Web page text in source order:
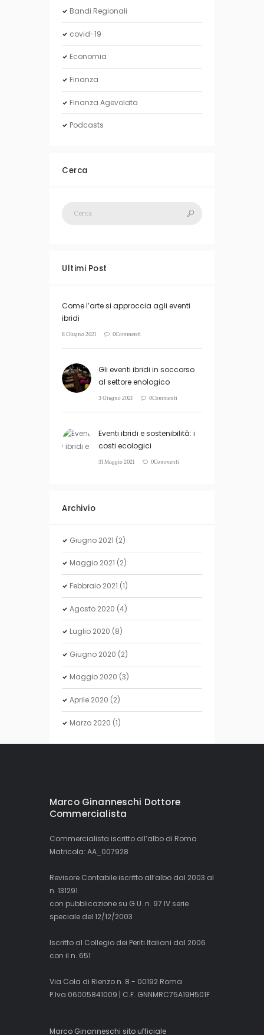
Bandi Regionali
covid-19
Economia
Finanza
Finanza Agevolata
Podcasts
Cerca
Ultimi Post
Come l’arte si approccia agli eventi
ibridi
8 Giugno 2021 0Commenti
Gli eventi ibridi in soccorso
al settore enologico
3 Giugno 2021 0Commenti
Eventi ibridi e sostenibilità: i
costi ecologici
31 Maggio 2021 0Commenti
Archivio
Giugno 2021 (2)
Maggio 2021 (2)
Febbraio 2021 (1)
Agosto 2020 (4)
Luglio 2020 (8)
Giugno 2020 (2)
Maggio 2020 (3)
Aprile 2020 (2)
Marzo 2020 (1)
Marco Ginanneschi Dottore
Commercialista
Commercialista iscritto all’albo di Roma
Matricola: AA_007928
Revisore Contabile iscritto all’albo dal 2003 al
n. 131291
con pubblicazione su G.U. n. 97 IV serie
speciale del 12/12/2003
Iscritto al Collegio dei Periti Italiani dal 2006
con il n. 651
Via Cola di Rienzo n. 8 - 00192 Roma
P.Iva 06005841009 | C.F. GNNMRC75A19H501F
Marco Ginanneschi sito ufficiale